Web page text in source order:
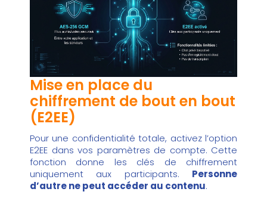
Mise en place du
chiffrement de bout en bout
(E2EE)
Pour une confidentialité totale, activez l’option
E2EE dans vos paramètres de compte. Cette
fonction donne les clés de chiffrement
uniquement aux participants. Personne
d’autre ne peut accéder au contenu.